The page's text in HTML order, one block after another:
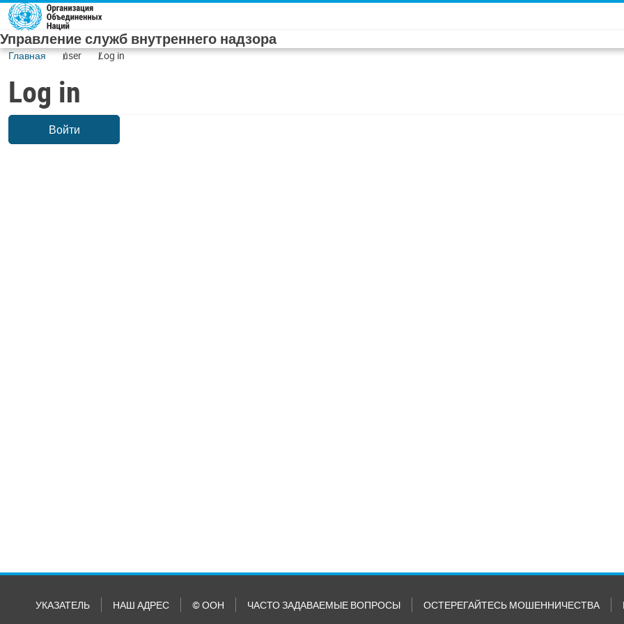
Skip to main content
Управление служб внутреннего надзора
Главная user Log in
Log in
Войти
УКАЗАТЕЛЬ НАШ АДРЕС © ООН ЧАСТО ЗАДАВАЕМЫЕ ВОПРОСЫ ОСТЕРЕГАЙТЕСЬ МОШЕННИЧЕСТВА